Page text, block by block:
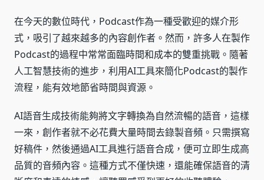
在今天的數位時代，Podcast作為一種受歡迎的媒介形
式，吸引了越來越多的內容創作者。然而，許多人在製作
Podcast的過程中常常面臨時間和成本的雙重挑戰。隨著
人工智慧技術的進步，利用AI工具來簡化Podcast的製作
流程，能有效地節省時間與資源。
AI語音生成技術能夠將文字轉換為自然流暢的語音，這樣
一來，創作者就不必花費大量時間去錄製音頻。只需撰寫
好稿件，然後通過AI工具進行語音合成，便可立即生成高
品質的音頻內容。這種方式不僅快速，還能確保語音的清